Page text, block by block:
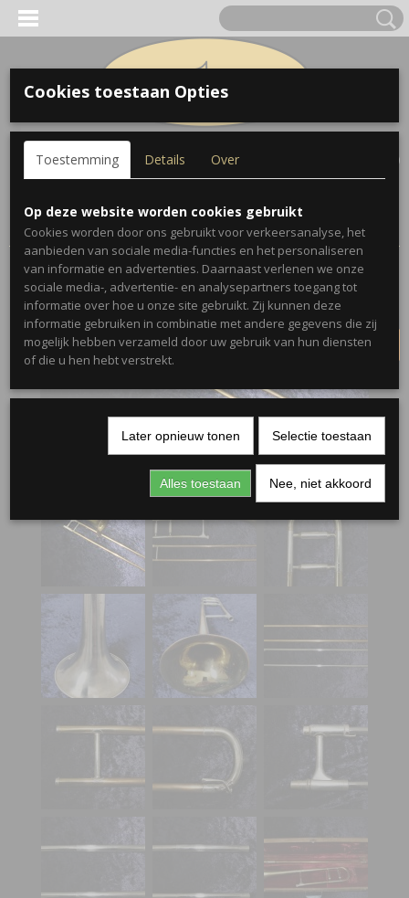
Inloggen Registreren
(0)
Home >Trombones>Conn> Conn 38H Connstellation 1955
Trombone
VERKOCHT
Cookies toestaan Opties
Toestemming Details Over
Op deze website worden cookies gebruikt
Cookies worden door ons gebruikt voor verkeersanalyse, het
aanbieden van sociale media-functies en het personaliseren
van informatie en advertenties. Daarnaast verlenen we onze
sociale media-, advertentie- en analysepartners toegang tot
informatie over hoe u onze site gebruikt. Zij kunnen deze
informatie gebruiken in combinatie met andere gegevens die zij
mogelijk hebben verzameld door uw gebruik van hun diensten
of die u hen hebt verstrekt.
Later opnieuw tonen Selectie toestaan
Alles toestaan Nee, niet akkoord